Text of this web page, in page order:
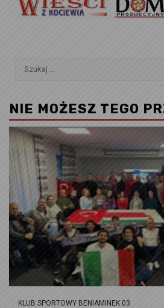
Szukaj:
NIE MOŻESZ TEGO
KLUB SPORTOWY BENIAMINEK 03